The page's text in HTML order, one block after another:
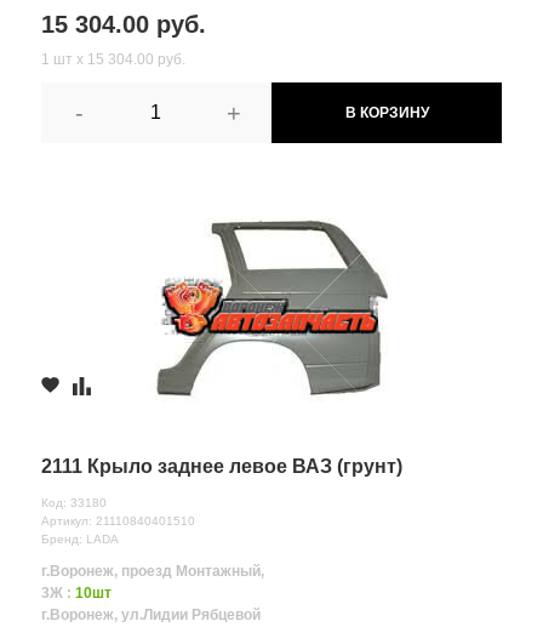
15 304.00 руб.
1 шт х 15 304.00 руб.
- + В КОРЗИНУ
2111 Крыло заднее левое ВАЗ (грунт)
Код: 33180
Артикул: 21110840401510
Бренд: LADA
г.Воронеж, проезд Монтажный,
3Ж : 10шт
г.Воронеж, ул.Лидии Рябцевой